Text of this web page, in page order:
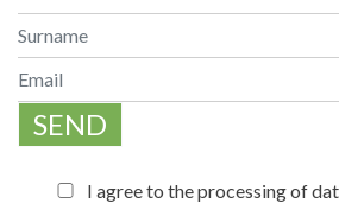
SEND
I agree to the processing of